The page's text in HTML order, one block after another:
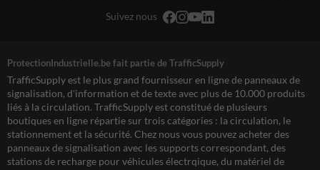
Suivez nous
ProtectionIndustrielle.be fait partie de TrafficSupply
TrafficSupply est le plus grand fournisseur en ligne de panneaux de
signalisation, d'information et de texte avec plus de 10.000 produits
liés à la circulation. TrafficSupply est constitué de plusieurs
boutiques en ligne répartie sur trois catégories : la circulation, le
stationnement et la sécurité. Chez nous vous pouvez acheter des
panneaux de signalisation avec les supports correspondant, des
stations de recharge pour véhicules électrqique, du matériel de